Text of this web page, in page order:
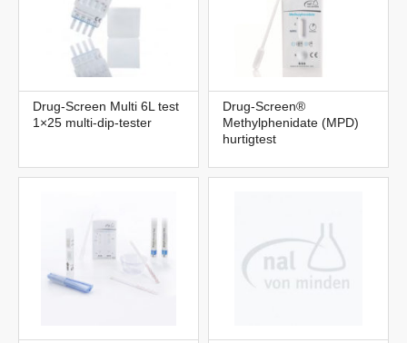
Drug-Screen Multi 6L test
1×25 multi-dip-tester
Drug-Screen®
Methylphenidate (MPD)
hurtigtest